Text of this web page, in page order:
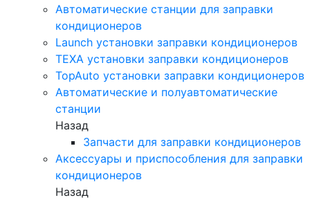
Автоматические станции для заправки
кондиционеров
Launch установки заправки кондиционеров
TEXA установки заправки кондиционеров
TopAuto установки заправки кондиционеров
Автоматические и полуавтоматические
станции
Назад
Запчасти для заправки кондиционеров
Аксессуары и приспособления для заправки
кондиционеров
Назад